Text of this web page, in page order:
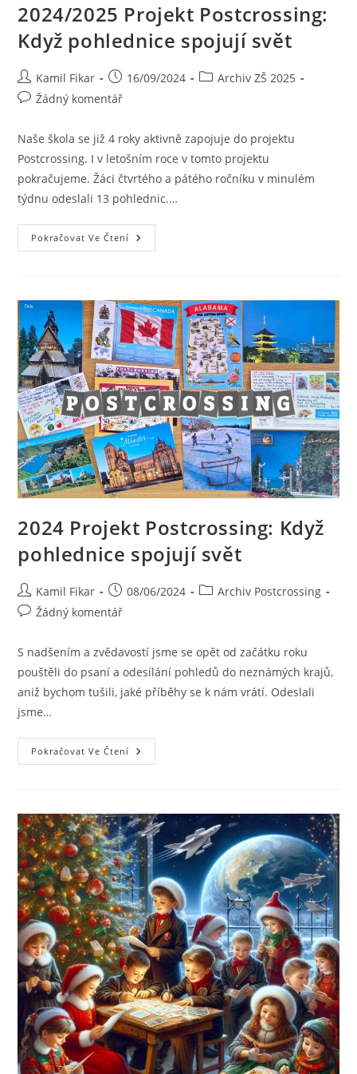
2024/2025 Projekt Postcrossing:
Když pohlednice spojují svět
Kamil Fikar 16/09/2024
Archiv ZŠ 2025
Žádný komentář
Naše škola se již 4 roky aktivně zapojuje do projektu
Postcrossing. I v letošním roce v tomto projektu
pokračujeme. Žáci čtvrtého a pátého ročníku v minulém
týdnu odeslali 13 pohlednic.…
Pokračovat Ve Čtení
2024 Projekt Postcrossing: Když
pohlednice spojují svět
Kamil Fikar 08/06/2024
Archiv Postcrossing
Žádný komentář
S nadšením a zvědavostí jsme se opět od začátku roku
pouštěli do psaní a odesílání pohledů do neznámých krajů,
aniž bychom tušili, jaké příběhy se k nám vrátí. Odeslali
jsme…
Pokračovat Ve Čtení